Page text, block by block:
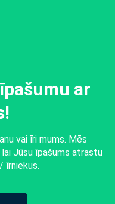
ar
vai īri mums. Mēs
Jūsu īpašums atrastu
īrniekus.